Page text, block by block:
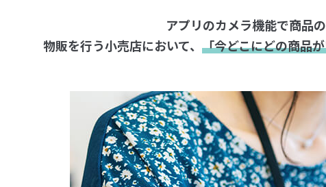
アプリのカメラ機能で商品
物販を行う小売店において、 「今どこにどの商品